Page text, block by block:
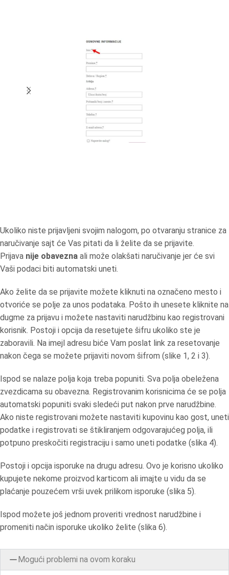
Ukoliko niste prijavljeni svojim nalogom, po otvaranju stranice za
naručivanje sajt će Vas pitati da li želite da se prijavite.
Prijava nije obavezna ali može olakšati naručivanje jer će svi
Vaši podaci biti automatski uneti.
Ako želite da se prijavite možete kliknuti na označeno mesto i
otvoriće se polje za unos podataka. Pošto ih unesete kliknite na
dugme za prijavu i možete nastaviti narudžbinu kao registrovani
korisnik. Postoji i opcija da resetujete šifru ukoliko ste je
zaboravili. Na imejl adresu biće Vam poslat link za resetovanje
nakon čega se možete prijaviti novom šifrom (slike 1, 2 i 3).
Ispod se nalaze polja koja treba popuniti. Sva polja obeležena
zvezdicama su obavezna. Registrovanim korisnicima će se polja
automatski popuniti svaki sledeći put nakon prve narudžbine.
Ako niste registrovani možete nastaviti kupovinu kao gost, uneti
podatke i registrovati se štikliranjem odgovarajućeg polja, ili
potpuno preskočiti registraciju i samo uneti podatke (slika 4).
Postoji i opcija isporuke na drugu adresu. Ovo je korisno ukoliko
kupujete nekome proizvod karticom ali imajte u vidu da se
plaćanje pouzećem vrši uvek prilikom isporuke (slika 5).
Ispod možete još jednom proveriti vrednost narudžbine i
promeniti način isporuke ukoliko želite (slika 6).
Mogući problemi na ovom koraku